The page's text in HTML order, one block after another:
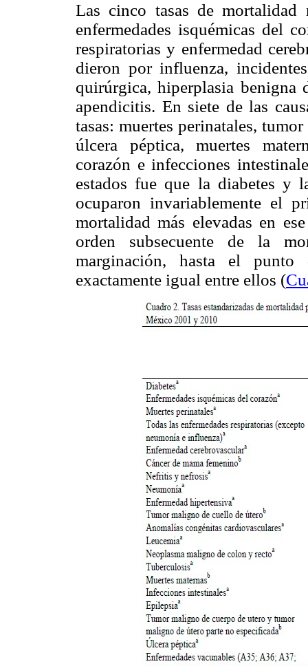
Las cinco tasas de
enfermedades isquémicas del
respiratorias y enfermedad
dieron por influenza,
quirúrgica, hiperplasia benigna
apendicitis. En siete de las
tasas: muertes perinatales,
úlcera péptica, muertes
corazón e infecciones
estados fue que la diabetes y
ocuparon invariablemente el
mortalidad más elevadas en
orden subsecuente de la
marginación, hasta el
exactamente igual entre ellos (